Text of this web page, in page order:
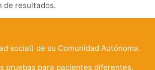
de resultados.
social) de su Comunidad Autónoma.
pruebas para pacientes diferentes,